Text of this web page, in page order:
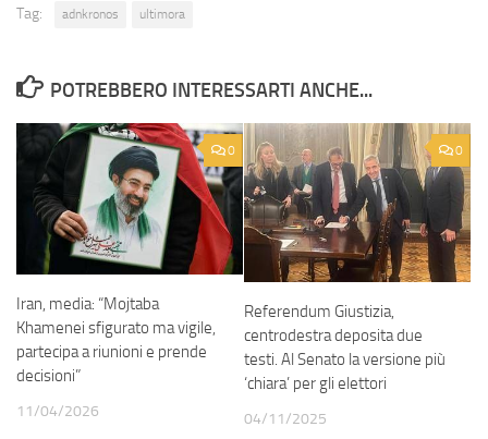
Tag: adnkronos ultimora
POTREBBERO INTERESSARTI ANCHE...
0
Iran, media: “Mojtaba
Khamenei sfigurato ma vigile,
partecipa a riunioni e prende
decisioni”
11/04/2026
0
Referendum Giustizia,
centrodestra deposita due
testi. Al Senato la versione più
‘chiara’ per gli elettori
04/11/2025